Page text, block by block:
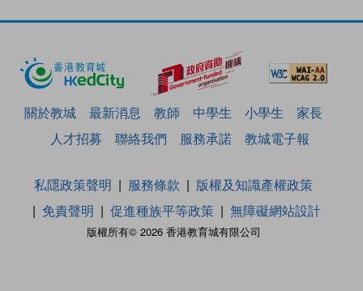
關於教城 最新消息 教師 中學生 小學生
家長
人才招募
聯絡我們 服務承諾 教城電子報
版權所有© 2026 香港教育城有限公司
私隱政策聲明 服務條款
版權及知識產權政策
免責聲明
促進種族平等政策 無障礙網站設計